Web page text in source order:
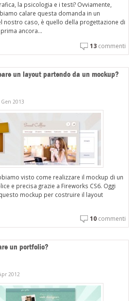
la psicologia e i testi? Ovviamente,
calare questa domanda in un
nostro caso, è quello della progettazione di
ancora...
13 commenti
un layout partendo da un mockup?
2013
visto come realizzare il mockup di un
e precisa grazie a Fireworks CS6. Oggi
mockup per costruire il layout
10 commenti
un portfolio?
2012